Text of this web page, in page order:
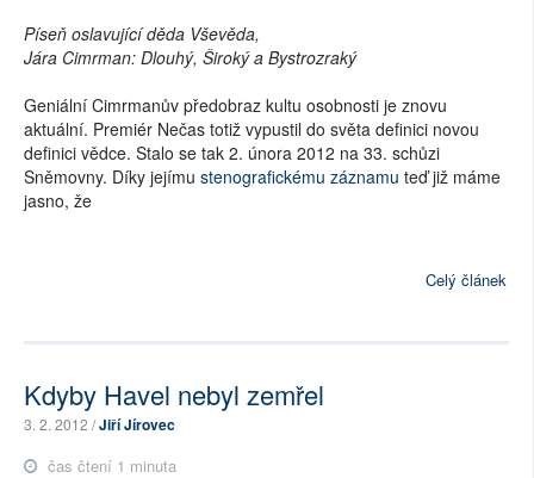
Píseň oslavující děda Vševěda,
Jára Cimrman: Dlouhý, Široký a Bystrozraký
Geniální Cimrmanův předobraz kultu osobnosti je znovu
aktuální. Premiér Nečas totiž vypustil do světa definici novou
definici vědce. Stalo se tak 2. února 2012 na 33. schůzi
Sněmovny. Díky jejímu stenografickému záznamu teď již máme
jasno, že
Celý článek
Kdyby Havel nebyl zemřel
3. 2. 2012 /Jiří Jírovec
čas čtení 1 minuta